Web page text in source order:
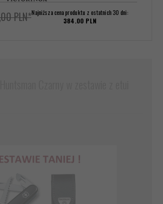
PLN*Najniższa cena produktu z ostatnich 30 dni:
384.00 PLN